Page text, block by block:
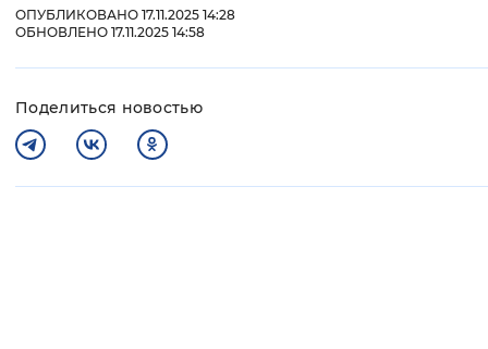
ОПУБЛИКОВАНО 17.11.2025 14:28
ОБНОВЛЕНО 17.11.2025 14:58
Поделиться новостью